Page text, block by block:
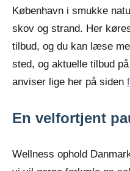
København i smukke
skov og strand. Her
tilbud, og du kan læse
sted, og aktuelle tilbud
anviser lige her på siden
En velfortjent
Wellness ophold